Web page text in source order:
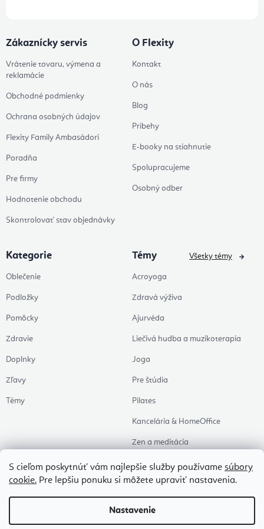
S cieľom poskytnúť vám najlepšie služby používame súbory
cookie. Pre lepšiu ponuku si môžete upraviť nastavenia.
Nastavenie
Zákaznícky servis
Vrátenie tovaru, výmena a
reklamácie
Obchodné podmienky
Ochrana osobných údajov
Flexity Family Ambasádori
Poradňa
Pre firmy
Hodnotenie obchodu
Skontrolovať stav objednávky
O Flexity
Kontakt
O nás
Blog
Príbehy
E-booky na stiahnutie
Spolupracujeme
Osobný odber
Kategorie
Oblečenie
Podložky
Pomôcky
Zdravie
Doplnky
Zľavy
Témy
Témy
Acroyoga
Zdravá výživa
Ajurvéda
Liečivá hudba a muzikoterapia
Joga
Pre štúdia
Pilates
Kancelária & HomeOffice
Zen a meditácia
Aromaterapia
Zdravý spánok
Naše obľúbené
Všetky témy
Copyright 2026Flexity. Všetky práva vyhradené.Upraviť nastavenie cookies